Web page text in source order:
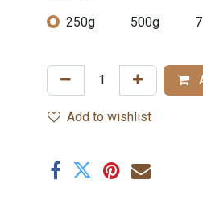
250g 500g
Add to wishlist